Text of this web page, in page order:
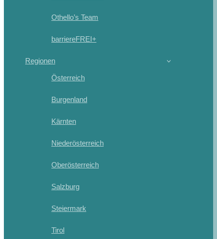
Othello’s Team
barriereFREI+
Regionen
Österreich
Burgenland
Kärnten
Niederösterreich
Oberösterreich
Salzburg
Steiermark
Tirol